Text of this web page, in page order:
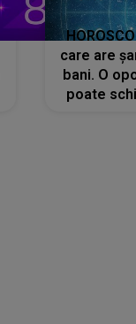
care are
bani. O
poate